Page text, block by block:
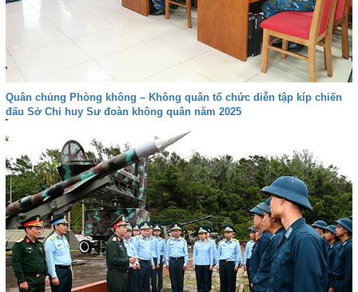
Quân chủng Phòng không – Không quân tổ chức diễn tập kíp chiến
đấu Sở Chỉ huy Sư đoàn không quân năm 2025